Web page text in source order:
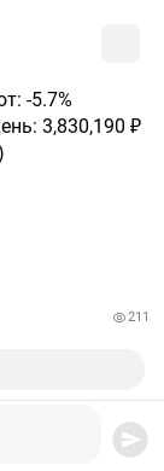
-5.7%
3,830,190 ₽
211